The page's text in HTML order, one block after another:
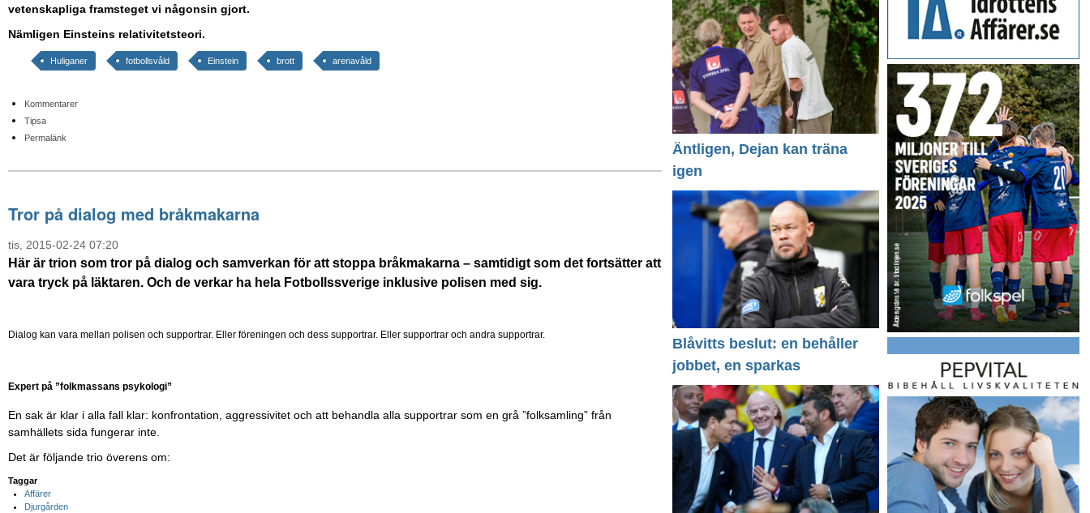
vetenskapliga framsteget vi någonsin gjort.
Nämligen Einsteins relativitetsteori.
Huliganer fotbollsvåld Einstein brott arenavåld
Kommentarer
Tipsa
Permalänk
Tror på dialog med bråkmakarna
tis, 2015-02-24 07:20
Här är trion som tror på dialog och samverkan för att stoppa bråkmakarna – samtidigt som det fortsätter att
vara tryck på läktaren. Och de verkar ha hela Fotbollssverige inklusive polisen med sig.
Dialog kan vara mellan polisen och supportrar. Eller föreningen och dess supportrar. Eller supportrar och andra supportrar.
Expert på ”folkmassans psykologi”
En sak är klar i alla fall klar: konfrontation, aggressivitet och att behandla alla supportrar som en grå ”folksamling” från
samhällets sida fungerar inte.
Det är följande trio överens om:
Taggar
Affärer
Djurgården
Äntligen, Dejan kan träna
igen
Blåvitts beslut: en behåller
jobbet, en sparkas